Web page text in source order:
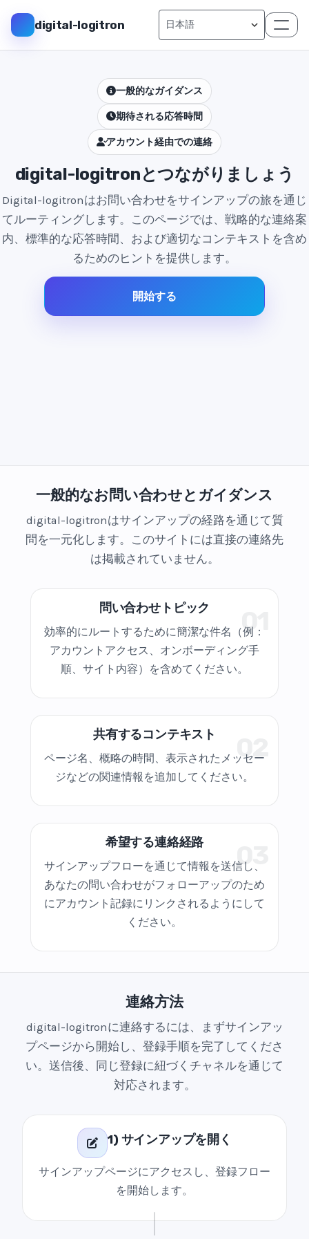
digital-logitron
一般的なガイダンス
期待される応答時間
アカウント経由での連絡
digital-logitronとつながりましょう
Digital-logitronはお問い合わせをサインアップの旅を通じ
てルーティングします。このページでは、戦略的な連絡案
内、標準的な応答時間、および適切なコンテキストを含め
るためのヒントを提供します。
開始する
一般的なお問い合わせとガイダンス
digital-logitronはサインアップの経路を通じて質
問を一元化します。このサイトには直接の連絡先
は掲載されていません。
01
問い合わせトピック
効率的にルートするために簡潔な件名（例：
アカウントアクセス、オンボーディング手
順、サイト内容）を含めてください。
02
共有するコンテキスト
ページ名、概略の時間、表示されたメッセー
ジなどの関連情報を追加してください。
03
希望する連絡経路
サインアップフローを通じて情報を送信し、
あなたの問い合わせがフォローアップのため
にアカウント記録にリンクされるようにして
ください。
連絡方法
digital-logitronに連絡するには、まずサインアッ
プページから開始し、登録手順を完了してくださ
い。送信後、同じ登録に紐づくチャネルを通じて
対応されます。
1) サインアップを開く
サインアップページにアクセスし、登録フロー
を開始します。